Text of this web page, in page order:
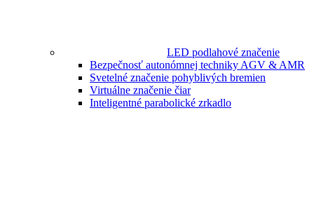
LED podlahové značenie
Bezpečnosť autonómnej techniky AGV & AMR
Svetelné značenie pohyblivých bremien
Virtuálne značenie čiar
Inteligentné parabolické zrkadlo